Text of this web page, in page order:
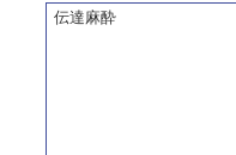
伝達麻酔